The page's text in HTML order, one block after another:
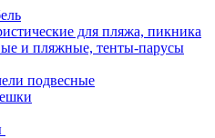
для пляжа, пикника
и пляжные, тенты-парусы
подвесные